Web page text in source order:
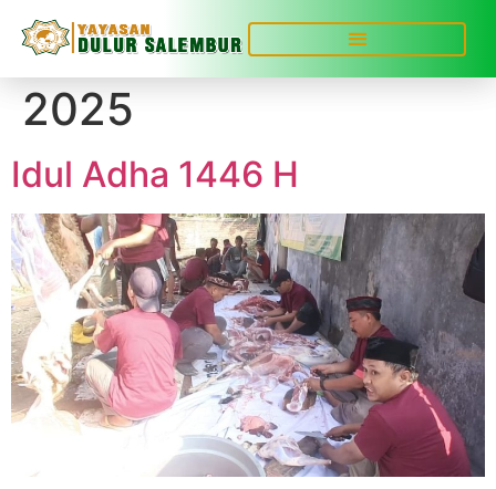
Hari:15 Desember
2025
Idul Adha 1446 H